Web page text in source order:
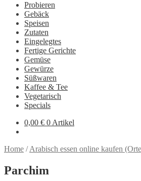
Probieren
Gebäck
Speisen
Zutaten
Eingelegtes
Fertige Gerichte
Gemüse
Gewürze
Süßwaren
Kaffee & Tee
Vegetarisch
Specials
0,00 € 0 Artikel
Home /Arabisch essen online kaufen
Parchim